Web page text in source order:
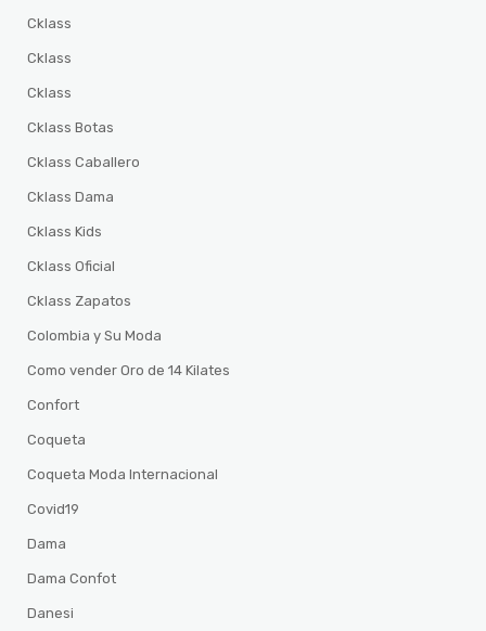
Cklass
Cklass
Cklass
Cklass Botas
Cklass Caballero
Cklass Dama
Cklass Kids
Cklass Oficial
Cklass Zapatos
Colombia y Su Moda
Como vender Oro de 14 Kilates
Confort
Coqueta
Coqueta Moda Internacional
Covid19
Dama
Dama Confot
Danesi